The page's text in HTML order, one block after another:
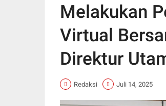
Melakukan
Virtual
Direktur
Redaksi Juli 14, 2025